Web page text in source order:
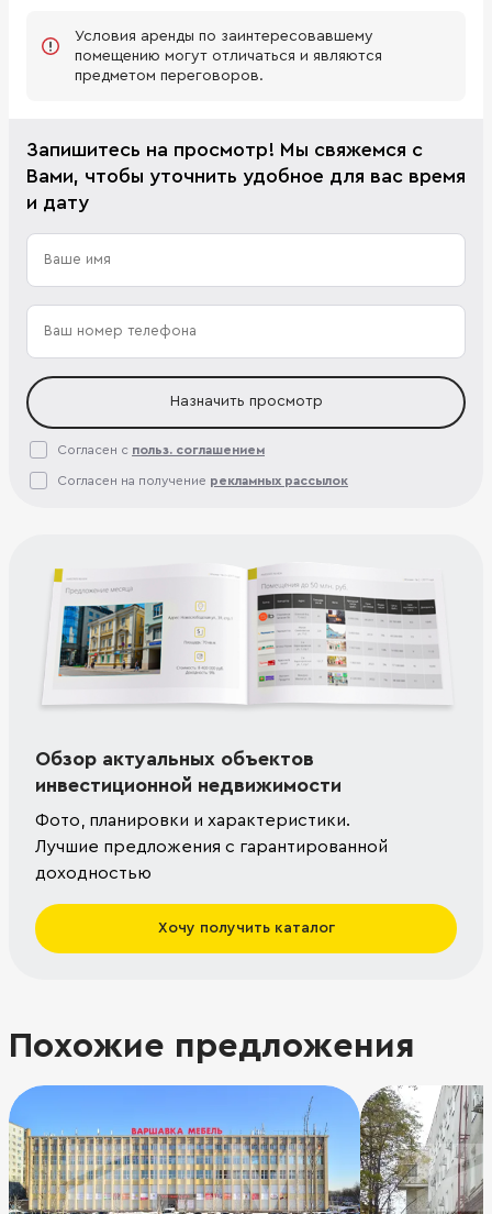
Условия аренды по заинтересовавшему
помещению могут отличаться и являются
предметом переговоров.
Запишитесь на просмотр! Мы свяжемся с
Вами, чтобы уточнить удобное для вас время
и дату
Назначить просмотр
Согласен с польз. соглашением
Согласен на получение рекламных рассылок
Обзор актуальных объектов
инвестиционной недвижимости
Фото, планировки и характеристики.
Лучшие предложения с гарантированной
доходностью
Хочу получить каталог
Похожие предложения